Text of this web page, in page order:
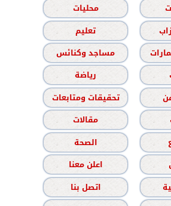
محليات
تعليم
مساجد وكنائس
رياضة
تحقيقات ومتابعات
مقالات
الصحة
اعلن معنا
اتصل بنا